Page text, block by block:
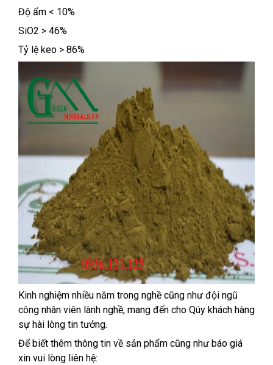
Độ ẩm < 10%
SiO2 > 46%
Tỷ lệ keo > 86%
Kinh nghiệm nhiều năm trong nghề cũng như đội ngũ
công nhân viên lành nghề, mang đến cho Qúy khách hàng
sự hài lòng tin tưởng.
Để biết thêm thông tin về sản phẩm cũng như báo giá
xin vui lòng liên hệ: